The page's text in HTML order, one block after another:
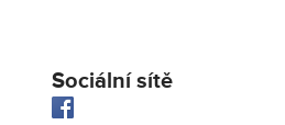
Sociální sítě